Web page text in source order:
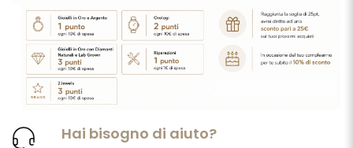
Hai bisogno di aiuto?